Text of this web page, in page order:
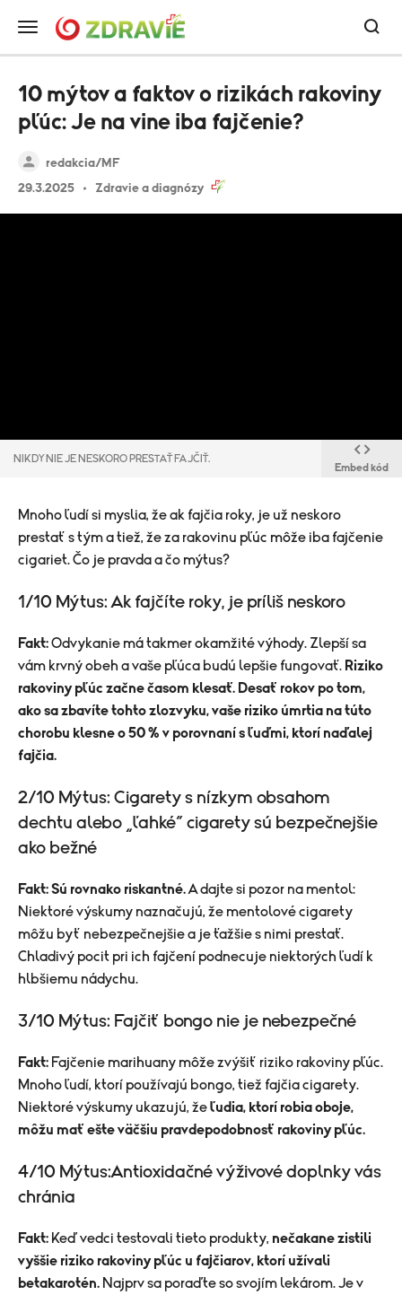
redakcia/MF
29.3.2025
Zdravie a diagnózy
10 mýtov a faktov o rizikách rakoviny
pľúc: Je na vine iba fajčenie?
NIKDY NIE JE NESKORO PRESTAŤ FAJČIŤ.
Embed kód
Mnoho ľudí si myslia, že ak fajčia roky, je už neskoro
prestať s tým a tiež, že za rakovinu pľúc môže iba fajčenie
cigariet. Čo je pravda a čo mýtus?
1/10 Mýtus: Ak fajčíte roky, je príliš neskoro
Fakt:Odvykanie má takmer okamžité výhody. Zlepší sa
vám krvný obeh a vaše pľúca budú lepšie fungovať. Riziko
rakoviny pľúc začne časom klesať. Desať rokov po tom,
ako sa zbavíte tohto zlozvyku, vaše riziko úmrtia na túto
chorobu klesne o 50 % v porovnaní s ľuďmi, ktorí naďalej
fajčia.
2/10 Mýtus: Cigarety s nízkym obsahom
dechtu alebo „ľahké“ cigarety sú bezpečnejšie
ako bežné
Fakt:Sú rovnako riskantné.A dajte si pozor na mentol:
Niektoré výskumy naznačujú, že mentolové cigarety
môžu byť nebezpečnejšie a je ťažšie s nimi prestať.
Chladivý pocit pri ich fajčení podnecuje niektorých ľudí k
hlbšiemu nádychu.
3/10 Mýtus: Fajčiť bongo nie je nebezpečné
Fakt: Fajčenie marihuany môže zvýšiť riziko rakoviny pľúc.
Mnoho ľudí, ktorí používajú bongo, tiež fajčia cigarety.
Niektoré výskumy ukazujú, žeľudia, ktorí robia oboje,
môžu mať ešte väčšiu pravdepodobnosť rakoviny pľúc.
4/10 Mýtus:Antioxidačné výživové doplnky vás
chránia
Fakt: Keď vedci testovali tieto produkty, nečakane zistili
vyššie riziko rakoviny pľúc u fajčiarov, ktorí užívali
betakarotén. Najprv sa poraďte so svojím lekárom. Je v